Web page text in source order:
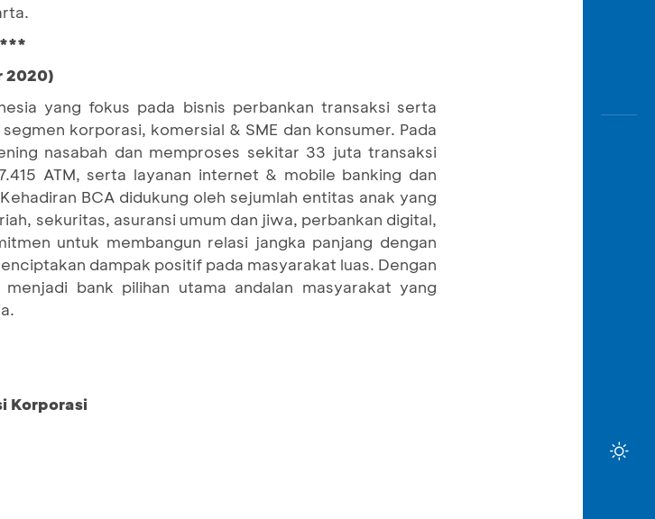
***
2020)
yang fokus pada bisnis perbankan transaksi serta
korporasi, komersial & SME dan konsumer. Pada
nasabah dan memproses sekitar 33 juta transaksi
ATM, serta layanan internet & mobile banking dan
BCA didukung oleh sejumlah entitas anak yang
sekuritas, asuransi umum dan jiwa, perbankan digital,
untuk membangun relasi jangka panjang dengan
dampak positif pada masyarakat luas. Dengan
bank pilihan utama andalan masyarakat yang
Korporasi